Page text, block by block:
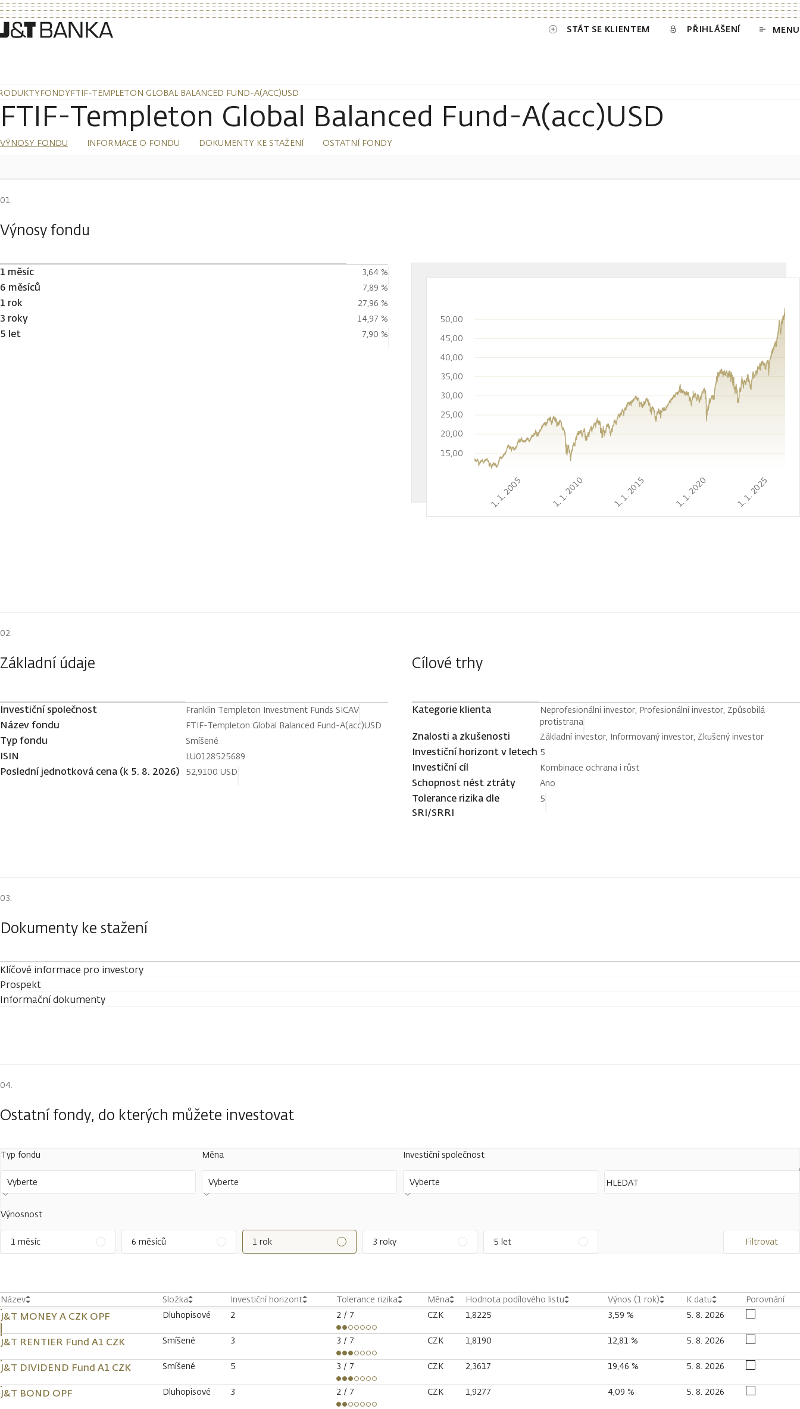
STÁT SE KLIENTEM PŘIHLÁŠENÍ MENU
FONDYFTIF-TEMPLETON GLOBAL BALANCED FUND-A(ACC)USD
FTIF-Templeton Global Balanced Fund-A(acc)USD
VÝNOSY FONDU INFORMACE O FONDU DOKUMENTY KE STAŽENÍ OSTATNÍ FONDY
Výnosy fondu
1 měsíc 3,64 %
6 měsíců 7,89 %
1 rok 27,96 %
3 roky 14,97 %
5 let 7,90 %
1. 1. 2005 1. 1. 2010 1. 1. 2015 1. 1. 2020 1. 1. 2025
15,00
20,00
25,00
30,00
35,00
40,00
45,00
50,00
Základní údaje
Investiční společnost Franklin Templeton Investment Funds SICAV
Název fondu FTIF-Templeton Global Balanced Fund-A(acc)USD
Typ fondu Smíšené
ISIN LU0128525689
Poslední jednotková cena (k 5. 8. 2026) 52,9100 USD
Cílové trhy
Kategorie klienta
Neprofesionální investor, Profesionální investor, Způsobilá
protistrana
Znalosti a zkušenosti Základní investor, Informovaný investor, Zkušený investor
Investiční horizont v letech 5
Investiční cíl Kombinace ochrana i růst
Schopnost nést ztráty Ano
Tolerance rizika dle
SRI/SRRI
5
Dokumenty ke stažení
Klíčové informace pro investory
Prospekt
Informační dokumenty
Ostatní fondy, do kterých můžete investovat
Typ fondu
Vyberte
Měna
Vyberte
Investiční společnost
Vyberte
Výnosnost
1 měsíc 6 měsíců 1 rok 3 roky 5 let Filtrovat
Název Složka Investiční horizont Tolerance rizika Měna Hodnota podílového listu Výnos (1 rok) K datu Porovnání
J&T MONEY A CZK OPF Dluhopisové 2 2 / 7 CZK 1,8225 3,59 % 5. 8. 2026
J&T RENTIER Fund A1 CZK Smíšené 3 3 / 7 CZK 1,8190 12,81 % 5. 8. 2026
J&T DIVIDEND Fund A1 CZK Smíšené 5 3 / 7 CZK 2,3617 19,46 % 5. 8. 2026
J&T BOND OPF Dluhopisové 3 2 / 7 CZK 1,9277 4,09 % 5. 8. 2026